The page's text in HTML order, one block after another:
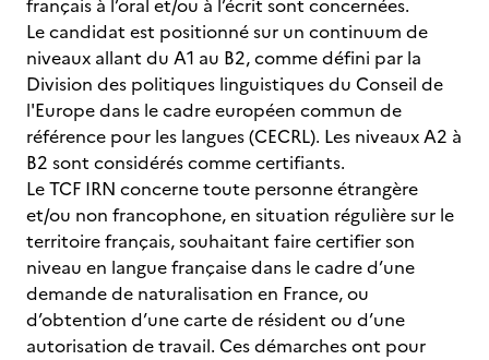
français à l’oral et/ou à l’écrit sont concernées.
Le candidat est positionné sur un continuum de
niveaux allant du A1 au B2, comme défini par la
Division des politiques linguistiques du Conseil de
l'Europe dans le cadre européen commun de
référence pour les langues (CECRL). Les niveaux A2 à
B2 sont considérés comme certifiants.
Le TCF IRN concerne toute personne étrangère
et/ou non francophone, en situation régulière sur le
territoire français, souhaitant faire certifier son
niveau en langue française dans le cadre d’une
demande de naturalisation en France, ou
d’obtention d’une carte de résident ou d’une
autorisation de travail. Ces démarches ont pour